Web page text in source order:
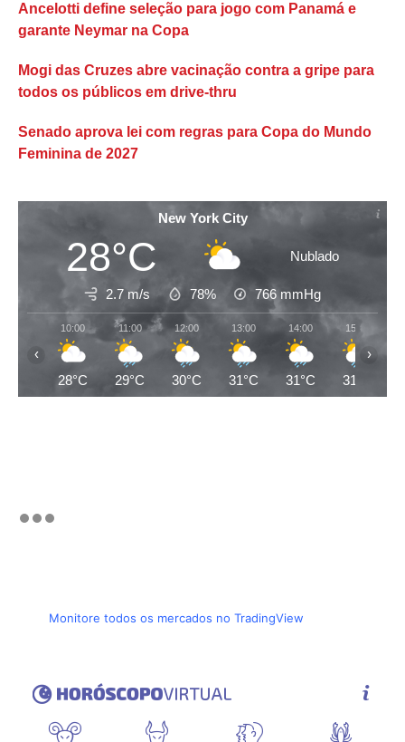
Ancelotti define seleção para jogo com Panamá e
garante Neymar na Copa
Mogi das Cruzes abre vacinação contra a gripe para
todos os públicos em drive-thru
Senado aprova lei com regras para Copa do Mundo
Feminina de 2027
New York City
28°C Nublado
2.7 m/s 78% 766 mmHg
10:00
28°C
11:00
29°C
12:00
30°C
13:00
31°C
14:00
31°C
15:00
31°C
‹ ›
Monitore todos os mercados no TradingView